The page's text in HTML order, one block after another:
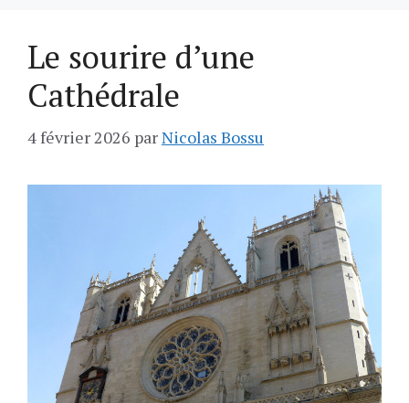
Le sourire d’une
Cathédrale
4 février 2026 parNicolas Bossu